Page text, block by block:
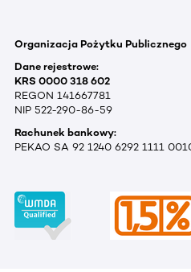
Organizacja Pożytku Publicznego
Dane rejestrowe:
KRS 0000 318 602
REGON 141667781
NIP 522-290-86-59
Rachunek bankowy:
PEKAO SA 92 1240 6292 1111